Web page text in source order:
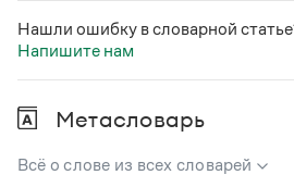
Учебники и справочники
Все книги
Нашли ошибку в словарной
Напишите нам
Метасловарь
Всё о слове из всех словарей